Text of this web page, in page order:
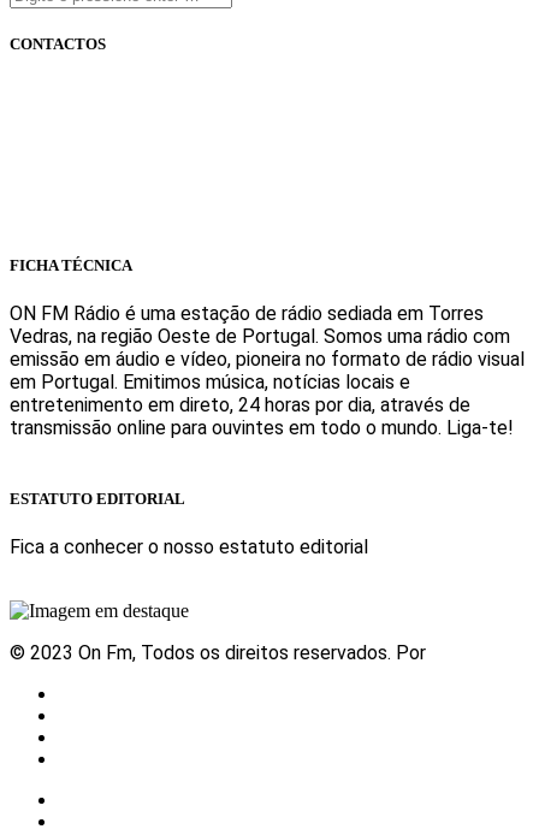
CONTACTOS
FICHA TÉCNICA
ON FM Rádio é uma estação de rádio sediada em Torres
Vedras, na região Oeste de Portugal. Somos uma rádio com
emissão em áudio e vídeo, pioneira no formato de rádio visual
em Portugal. Emitimos música, notícias locais e
entretenimento em direto, 24 horas por dia, através de
transmissão online para ouvintes em todo o mundo. Liga-te!
ESTATUTO EDITORIAL
Fica a conhecer o nosso estatuto editorial
© 2023 On Fm, Todos os direitos reservados. Por